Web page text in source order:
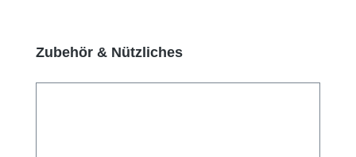
Produktgalerie überspringen
Zubehör & Nützliches